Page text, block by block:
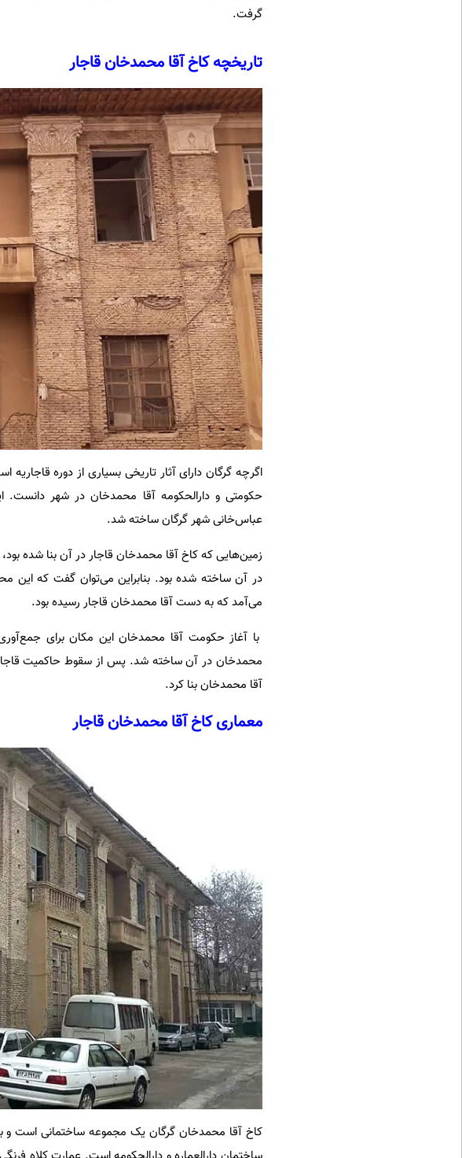
گرفت.
تاریخچه کاخ آقا محمدخان قاجار
اگرچه گرگان دارای آثار تاریخی بسیاری از دوره
عباس‌خانی شهر گرگان ساخته شد.
زمین‌هایی که کاخ آقا محمدخان قاجار در آن بنا شده
در آن ساخته شده بود. بنابراین می‌توان گفت که
می‌آمد که به دست آقا محمدخان قاجار رسیده بود.
با آغاز حکومت آقا محمدخان این مکان برای
محمدخان در آن ساخته شد. پس از سقوط حاکمیت
آقا محمدخان بنا کرد.
معماری کاخ آقا محمدخان قاجار
کاخ آقا محمدخان گرگان یک مجموعه ساختمانی است و